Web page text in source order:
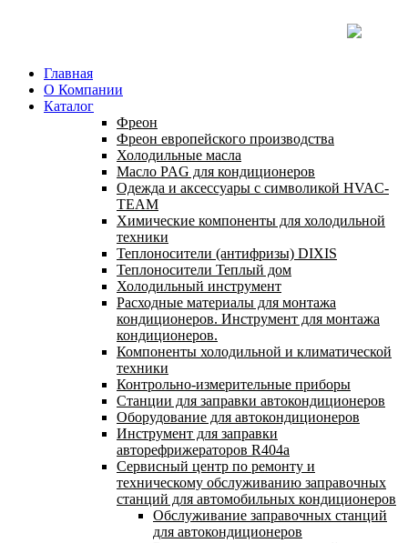
Главная
О Компании
Каталог
Фреон
Фреон европейского производства
Холодильные масла
Масло PAG для кондиционеров
Одежда и аксессуары с символикой HVAC-
TEAM
Химические компоненты для холодильной
техники
Теплоносители (антифризы) DIXIS
Теплоносители Теплый дом
Холодильный инструмент
Расходные материалы для монтажа
кондиционеров. Инструмент для монтажа
кондиционеров.
Компоненты холодильной и климатической
техники
Контрольно-измерительные приборы
Станции для заправки автокондиционеров
Оборудование для автокондиционеров
Инструмент для заправки
авторефрижераторов R404a
Сервисный центр по ремонту и
техническому обслуживанию заправочных
станций для автомобильных кондиционеров
Обслуживание заправочных станций
для автокондиционеров